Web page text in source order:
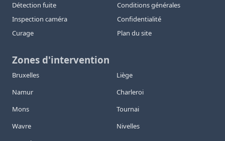
Détection fuite
Inspection caméra
Curage
Conditions générales
Confidentialité
Plan du site
Zones d'intervention
Bruxelles
Liège
Namur
Charleroi
Mons
Tournai
Wavre
Nivelles